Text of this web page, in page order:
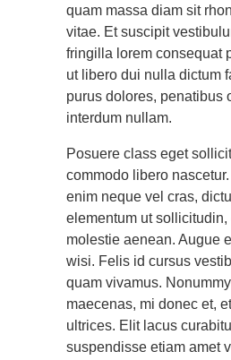
quam massa diam sit
vitae. Et suscipit
fringilla lorem consequat
ut libero dui nulla dictum
purus dolores, penatibus
interdum nullam.
Posuere class eget
commodo libero
enim neque vel cras,
elementum ut sollicitudin,
molestie aenean. Augue
wisi. Felis id cursus
quam vivamus.
maecenas, mi donec et,
ultrices. Elit lacus
suspendisse etiam amet